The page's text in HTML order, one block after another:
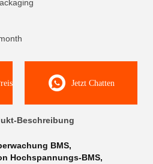
Jetzt Chatten
Beschreibung
BMS,
Hochspannungs-BMS,